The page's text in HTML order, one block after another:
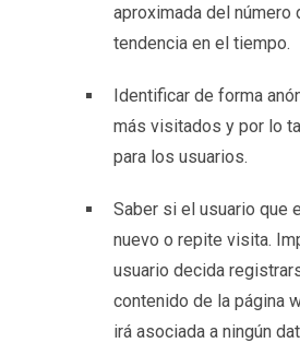
aproximada del
tendencia en el tiempo.
Identificar de forma
más visitados y por lo
para los usuarios.
Saber si el usuario que
nuevo o repite visita.
usuario decida
contenido de la página
irá asociada a ningún